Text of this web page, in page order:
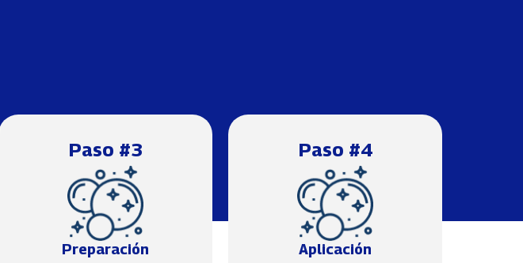
Paso #3
Preparación
Paso #4
Aplicación